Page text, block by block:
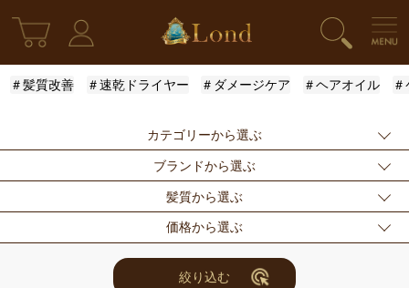
＃髪質改善 ＃速乾ドライヤー ＃ダメージケア ＃ヘアオイル
カテゴリーから選ぶ
新発売 シャンプー
トリートメント
アウトバストリー
ドライヤー・ヘア
アイロン
スタイリング
for Men
メンズスタイリン
グ
ブランドから選ぶ
指定なし Londオリジナル
ケラスターゼ
モロッカンオイル
ルベル
アリミノ
ナンバースリー
ミアン フォード
髪質から選ぶ
ふんわり ハリ・コシ
ウェット
ツヤ
しっとり
価格から選ぶ
〜3000円
3001円〜5000円
絞り込む